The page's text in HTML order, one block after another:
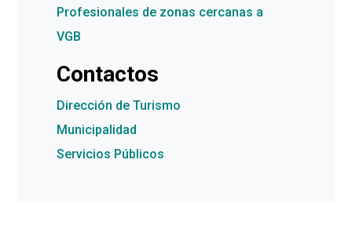
Profesionales de zonas cercanas a
VGB
Contactos
Dirección de Turismo
Municipalidad
Servicios Públicos